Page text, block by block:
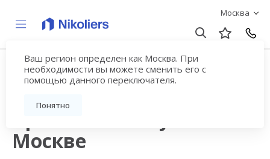
Москва
Ваш регион определен как Москва. При
необходимости вы можете сменить его с
помощью данного переключателя.
Понятно
Квартиры в
новостройках на
Москве